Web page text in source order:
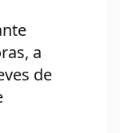
a
de